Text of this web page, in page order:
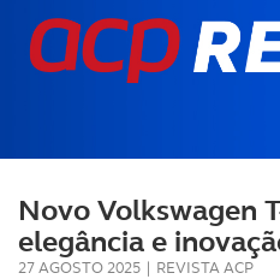
Novo Volkswagen
elegância e
27 AGOSTO 2025 | REVISTA ACP